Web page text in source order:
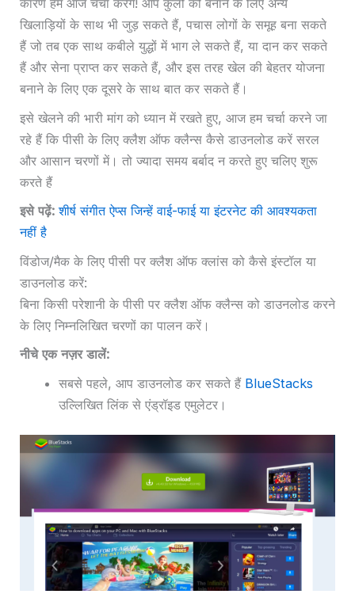
कारण हम आज चर्चा करेंगे! आप कुलों को बनाने के लिए अन्य
खिलाड़ियों के साथ भी जुड़ सकते हैं, पचास लोगों के समूह बना सकते
हैं जो तब एक साथ कबीले युद्धों में भाग ले सकते हैं, या दान कर सकते
हैं और सेना प्राप्त कर सकते हैं, और इस तरह खेल की बेहतर योजना
बनाने के लिए एक दूसरे के साथ बात कर सकते हैं।
इसे खेलने की भारी मांग को ध्यान में रखते हुए, आज हम चर्चा करने जा
रहे हैं कि पीसी के लिए क्लैश ऑफ क्लैन्स कैसे डाउनलोड करें सरल
और आसान चरणों में। तो ज्यादा समय बर्बाद न करते हुए चलिए शुरू
करते हैं
इसे पढ़ें: शीर्ष संगीत ऐप्स जिन्हें वाई-फाई या इंटरनेट की आवश्यकता
नहीं है
विंडोज/मैक के लिए पीसी पर क्लैश ऑफ क्लांस को कैसे इंस्टॉल या
डाउनलोड करें:
बिना किसी परेशानी के पीसी पर क्लैश ऑफ क्लैन्स को डाउनलोड करने
के लिए निम्नलिखित चरणों का पालन करें।
नीचे एक नज़र डालें:
सबसे पहले, आप डाउनलोड कर सकते हैं BlueStacks
उल्लिखित लिंक से एंड्रॉइड एमुलेटर।